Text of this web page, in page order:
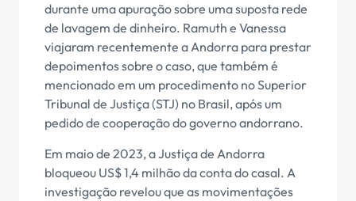
durante uma apuração sobre uma suposta rede
de lavagem de dinheiro. Ramuth e Vanessa
viajaram recentemente a Andorra para prestar
depoimentos sobre o caso, que também é
mencionado em um procedimento no Superior
Tribunal de Justiça (STJ) no Brasil, após um
pedido de cooperação do governo andorrano.
Em maio de 2023, a Justiça de Andorra
bloqueou US$ 1,4 milhão da conta do casal. A
investigação revelou que as movimentações